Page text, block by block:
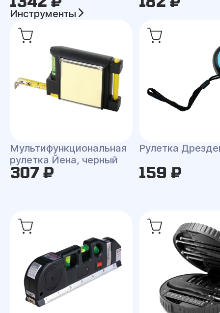
Инструменты
Мультифункциональная
рулетка Йена, черный
307 ₽
Рулетка
159 ₽